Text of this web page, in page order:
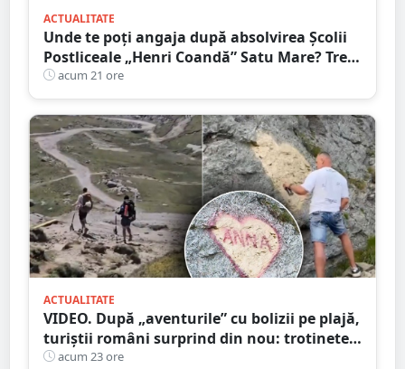
ACTUALITATE
Unde te poți angaja după absolvirea Școlii
Postliceale „Henri Coandă” Satu Mare? Trei
calificări medicale, numeroase oportunități
de carieră
acum 21 ore
ACTUALITATE
VIDEO. După „aventurile” cu bolizii pe plajă,
turiștii români surprind din nou: trotinete
pe Bucegi și declarații de dragoste pe stânci
acum 23 ore